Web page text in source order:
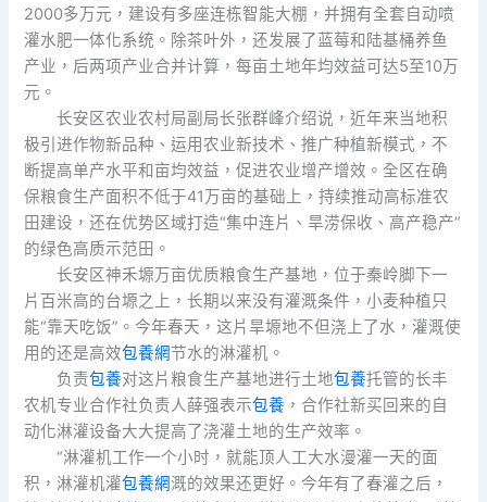
2000多万元，建设有多座连栋智能大棚，并拥有全套自动喷
灌水肥一体化系统。除茶叶外，还发展了蓝莓和陆基桶养鱼
产业，后两项产业合并计算，每亩土地年均效益可达5至10万
元。
长安区农业农村局副局长张群峰介绍说，近年来当地积
极引进作物新品种、运用农业新技术、推广种植新模式，不
断提高单产水平和亩均效益，促进农业增产增效。全区在确
保粮食生产面积不低于41万亩的基础上，持续推动高标准农
田建设，还在优势区域打造“集中连片、旱涝保收、高产稳产”
的绿色高质示范田。
长安区神禾塬万亩优质粮食生产基地，位于秦岭脚下一
片百米高的台塬之上，长期以来没有灌溉条件，小麦种植只
能“靠天吃饭”。今年春天，这片旱塬地不但浇上了水，灌溉使
用的还是高效包養網节水的淋灌机。
负责包養对这片粮食生产基地进行土地包養托管的长丰
农机专业合作社负责人薛强表示包養 ，合作社新买回来的自
动化淋灌设备大大提高了浇灌土地的生产效率。
“淋灌机工作一个小时，就能顶人工大水漫灌一天的面
积，淋灌机灌包養網溉的效果还更好。今年有了春灌之后，